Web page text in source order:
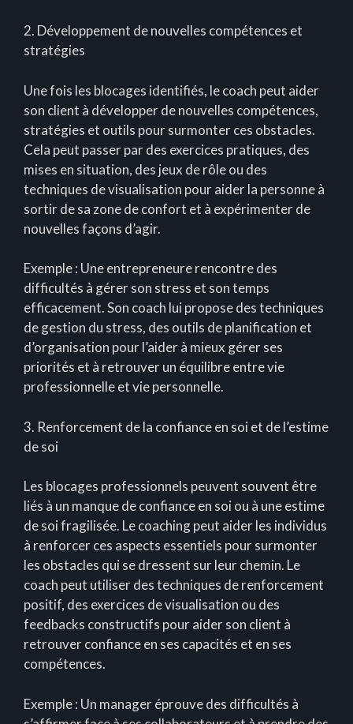
2. Développement de nouvelles compétences et
stratégies
Une fois les blocages identifiés, le coach peut aider
son client à développer de nouvelles compétences,
stratégies et outils pour surmonter ces obstacles.
Cela peut passer par des exercices pratiques, des
mises en situation, des jeux de rôle ou des
techniques de visualisation pour aider la personne à
sortir de sa zone de confort et à expérimenter de
nouvelles façons d’agir.
Exemple : Une entrepreneure rencontre des
difficultés à gérer son stress et son temps
efficacement. Son coach lui propose des techniques
de gestion du stress, des outils de planification et
d’organisation pour l’aider à mieux gérer ses
priorités et à retrouver un équilibre entre vie
professionnelle et vie personnelle.
3. Renforcement de la confiance en soi et de l’estime
de soi
Les blocages professionnels peuvent souvent être
liés à un manque de confiance en soi ou à une estime
de soi fragilisée. Le coaching peut aider les individus
à renforcer ces aspects essentiels pour surmonter
les obstacles qui se dressent sur leur chemin. Le
coach peut utiliser des techniques de renforcement
positif, des exercices de visualisation ou des
feedbacks constructifs pour aider son client à
retrouver confiance en ses capacités et en ses
compétences.
Exemple : Un manager éprouve des difficultés à